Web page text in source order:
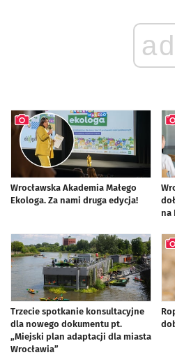
ad
Wrocławska Akademia Małego
Ekologa. Za nami druga edycja!
na
Trzecie spotkanie konsultacyjne
dla nowego dokumentu pt.
„Miejski plan adaptacji dla miasta
Wrocławia”